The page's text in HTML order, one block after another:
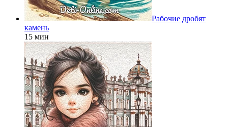
Рабочие дробят
камень
15 мин